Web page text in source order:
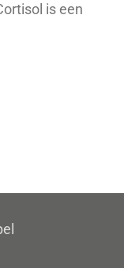
is een